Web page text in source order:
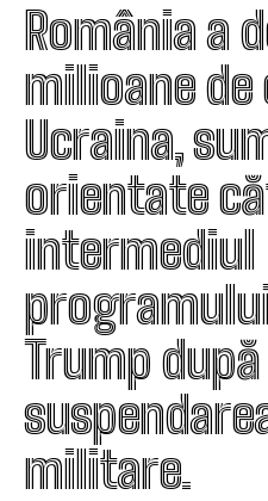
România a
milioane
Ucraina,
orientate
intermediul
Trump după
militare.